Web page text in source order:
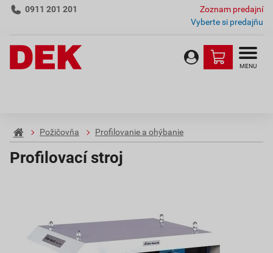
0911 201 201
Zoznam predajní
Vyberte si predajňu
MENU
Požičovňa Profilovanie a ohýbanie
Profilovací stroj